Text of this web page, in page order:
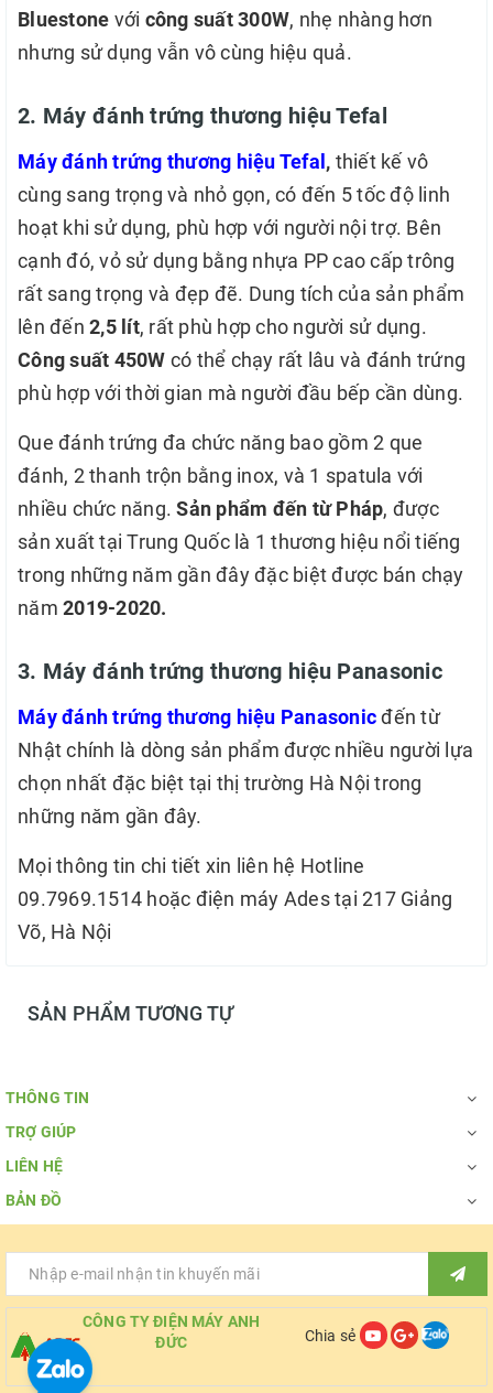
Bluestone với công suất 300W, nhẹ nhàng hơn
nhưng sử dụng vẫn vô cùng hiệu quả.
2. Máy đánh trứng thương hiệu Tefal
Máy đánh trứng thương hiệu Tefal , thiết kế vô
cùng sang trọng và nhỏ gọn, có đến 5 tốc độ linh
hoạt khi sử dụng, phù hợp với người nội trợ. Bên
cạnh đó, vỏ sử dụng bằng nhựa PP cao cấp trông
rất sang trọng và đẹp đẽ. Dung tích của sản phẩm
lên đến 2,5 lít, rất phù hợp cho người sử dụng.
Công suất 450W có thể chạy rất lâu và đánh trứng
phù hợp với thời gian mà người đầu bếp cần dùng.
Que đánh trứng đa chức năng bao gồm 2 que
đánh, 2 thanh trộn bằng inox, và 1 spatula với
nhiều chức năng.Sản phẩm đến từ Pháp, được
sản xuất tại Trung Quốc là 1 thương hiệu nổi tiếng
trong những năm gần đây đặc biệt được bán chạy
năm 2019-2020.
3. Máy đánh trứng thương hiệu Panasonic
Máy đánh trứng thương hiệu Panasonicđến từ
Nhật chính là dòng sản phẩm được nhiều người lựa
chọn nhất đặc biệt tại thị trường Hà Nội trong
những năm gần đây.
Mọi thông tin chi tiết xin liên hệ Hotline
09.7969.1514 hoặc điện máy Ades tại 217 Giảng
Võ, Hà Nội
SẢN PHẨM TƯƠNG TỰ
THÔNG TIN
TRỢ GIÚP
LIÊN HỆ
BẢN ĐỒ
CÔNG TY ĐIỆN MÁY ANH
ĐỨC
Chia sẻ